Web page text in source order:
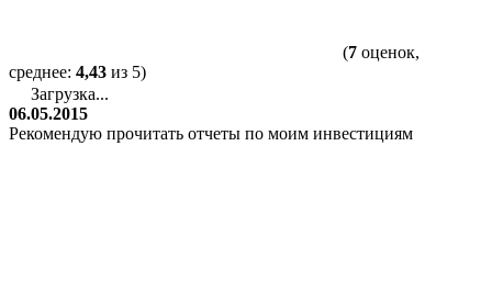
(7 оценок,
среднее: 4,43 из 5)
Загрузка...
06.05.2015
Рекомендую прочитать отчеты по моим инвестициям